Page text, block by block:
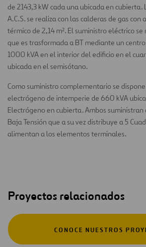
de 2143,3 kW cada una ubicada en cubierta.
A.C.S. se realiza con las calderas de gas con
térmico de 2,14 m². El suministro eléctrico se
que es trasformada a BT mediante un
1000 kVA en el interior del edificio en el
ubicada en el semisótano.
Como suministro complementario se
electrógeno de intemperie de 660 kVA
Electrógeno en cubierta. Ambos suministran
Baja Tensión que a su vez distribuye a 5
alimentan a los elementos terminales.
Proyectos relacionados
CONOCE NUESTROS